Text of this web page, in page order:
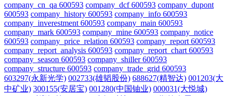
company_cn_qa 600593 company_dcf 600593 company_dupont
600593 company_history 600593 company_info 600593
company_inverestment 600593 company_main 600593
company_mark 600593 company_mine 600593 company_notice
600593 company_price_relation 600593 company_report 600593
company_report_analysis 600593 company_report_chart 600593
company_season 600593 company_shiller 600593
company_structure 600593 company_trade_grid 600593
603297(永新光学) 002733(雄韬股份) 688627(精智达) 001203(大
中矿业) 300155(安居宝) 001280(中国铀业) 000031(大悦城)